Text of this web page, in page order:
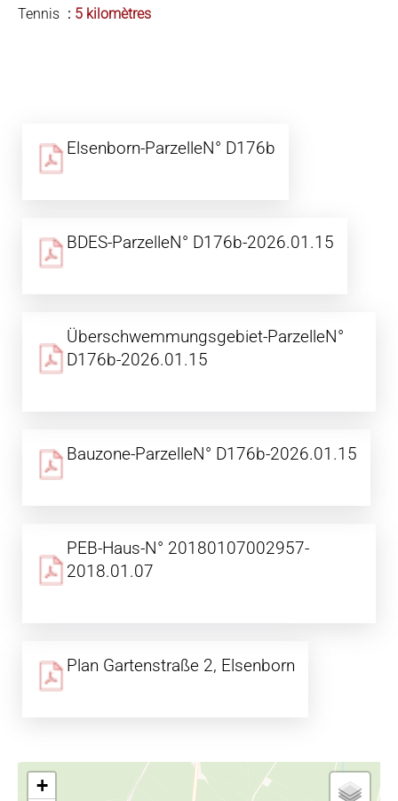
Tennis
5 kilomètres
Elsenborn-ParzelleN° D176b
BDES-ParzelleN° D176b-2026.01.15
Überschwemmungsgebiet-ParzelleN°
D176b-2026.01.15
Bauzone-ParzelleN° D176b-2026.01.15
PEB-Haus-N° 20180107002957-
2018.01.07
Plan Gartenstraße 2, Elsenborn
+